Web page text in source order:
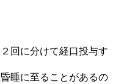
睡に至ることがあるの
回に分けて経口投与す